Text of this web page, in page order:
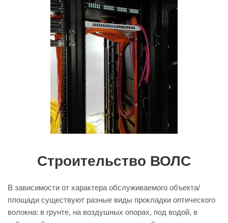
Строительство ВОЛС
В зависимости от характера обслуживаемого объекта/
площади существуют разные виды прокладки оптического
волокна: в грунте, на воздушных опорах, под водой, в